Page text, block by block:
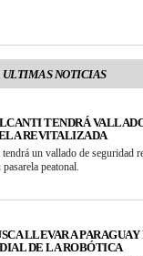
ULTIMAS NOTICIAS
TENDRÁ
REVITALIZADA
un vallado de seguridad
peatonal.
LLEVAR A
DE LA ROBÓTICA